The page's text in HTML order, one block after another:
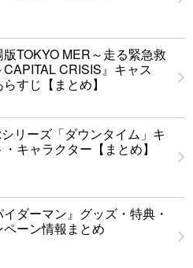
版TOKYO MER～走る緊急救
CRISIS』キャス
らすじ【まとめ】
リーズ「ダウンタイム」キ
キャラクター【まとめ】
イダーマン』グッズ・特典・
ペーン情報まとめ